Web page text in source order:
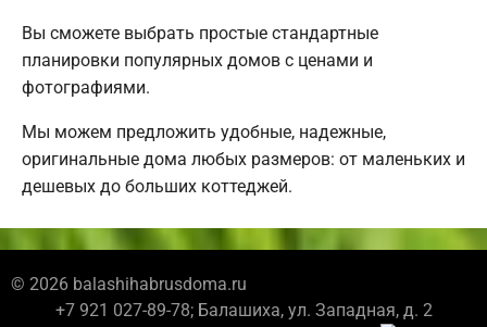
Вы сможете выбрать простые стандартные
планировки популярных домов с ценами и
фотографиями.
Мы можем предложить удобные, надежные,
оригинальные дома любых размеров: от маленьких и
дешевых до больших коттеджей.
© 2026 balashihabrusdoma.ru
+7 921 027-89-78; Балашиха, ул. Западная, д. 2